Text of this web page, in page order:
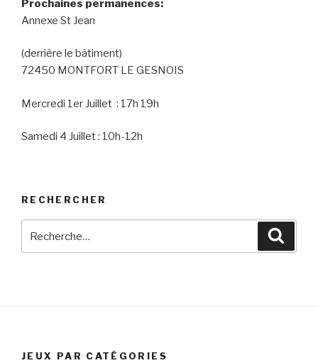
Prochaines permanences:
Annexe St Jean
(derrière le bâtiment)
72450 MONTFORT LE GESNOIS
Mercredi 1er Juillet : 17h 19h
Samedi 4 Juillet : 10h-12h
RECHERCHER
pour
JEUX PAR CATÉGORIES